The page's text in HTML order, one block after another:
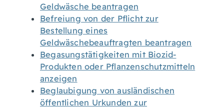
Geldwäsche beantragen
Befreiung von der Pflicht zur
Bestellung eines
Geldwäschebeauftragten beantragen
Begasungstätigkeiten mit Biozid-
Produkten oder Pflanzenschutzmitteln
anzeigen
Beglaubigung von ausländischen
öffentlichen Urkunden zur